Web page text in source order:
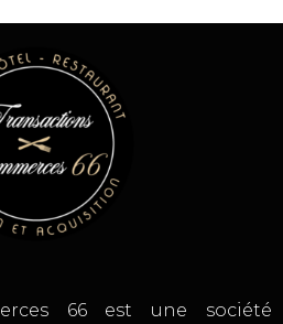
66 est une société